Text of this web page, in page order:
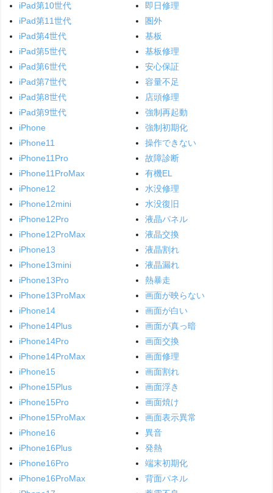
iPad第10世代
iPad第11世代
iPad第4世代
iPad第5世代
iPad第6世代
iPad第7世代
iPad第8世代
iPad第9世代
iPhone
iPhone11
iPhone11Pro
iPhone11ProMax
iPhone12
iPhone12mini
iPhone12Pro
iPhone12ProMax
iPhone13
iPhone13mini
iPhone13Pro
iPhone13ProMax
iPhone14
iPhone14Plus
iPhone14Pro
iPhone14ProMax
iPhone15
iPhone15Plus
iPhone15Pro
iPhone15ProMax
iPhone16
iPhone16Plus
iPhone16Pro
iPhone16ProMax
即日修理
圏外
基板
基板修理
安心保証
容量不足
店頭修理
強制再起動
強制初期化
操作できない
故障診断
有機EL
水没修理
水没復旧
液晶パネル
液晶交換
液晶割れ
液晶漏れ
熱暴走
画面が映らない
画面が白い
画面が真っ暗
画面交換
画面修理
画面割れ
画面浮き
画面焼け
画面表示異常
異音
発熱
端末初期化
背面パネル